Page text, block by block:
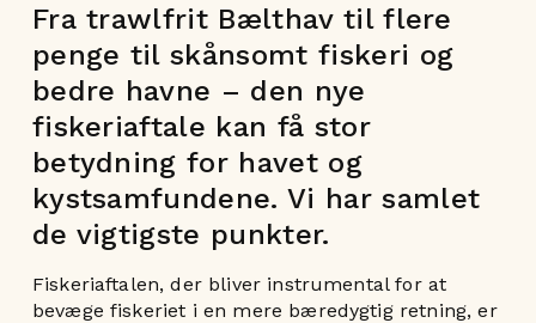
Fra trawlfrit Bælthav til flere
penge til skånsomt fiskeri og
bedre havne – den nye
fiskeriaftale kan få stor
betydning for havet og
kystsamfundene. Vi har samlet
de vigtigste punkter.
Fiskeriaftalen, der bliver instrumental for at
bevæge fiskeriet i en mere bæredygtig retning, er